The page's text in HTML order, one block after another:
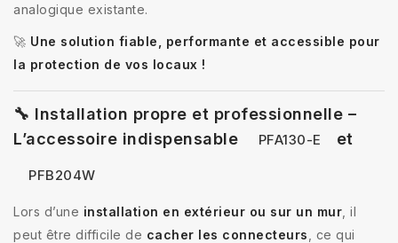
analogique existante.
🚀 Une solution fiable, performante et accessible pour
la protection de vos locaux !
🔧 Installation propre et professionnelle –
L’accessoire indispensable
PFA130-E et
PFB204W
Lors d’une installation en extérieur ou sur un mur , il
peut être difficile de cacher les connecteurs , ce qui